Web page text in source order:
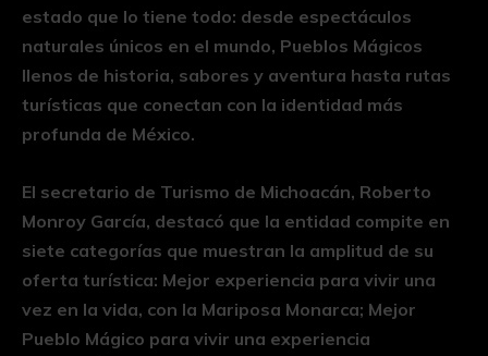
estado que lo tiene todo: desde espectáculos
naturales únicos en el mundo, Pueblos Mágicos
llenos de historia, sabores y aventura hasta rutas
turísticas que conectan con la identidad más
profunda de México.
El secretario de Turismo de Michoacán, Roberto
Monroy García, destacó que la entidad compite en
siete categorías que muestran la amplitud de su
oferta turística: Mejor experiencia para vivir una
vez en la vida, con la Mariposa Monarca; Mejor
Pueblo Mágico para vivir una experiencia